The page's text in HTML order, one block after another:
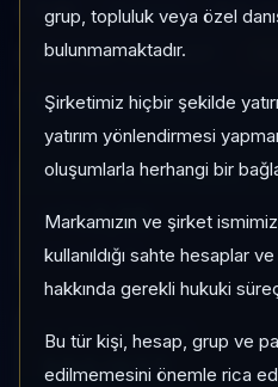
grup, topluluk veya özel
bulunmamaktadır.
Şirketimiz hiçbir şekilde
yatırım yönlendirmesi
oluşumlarla herhangi bir
Markamızın ve şirket
kullanıldığı sahte hesaplar ve
hakkında gerekli hukuki
Bu tür kişi, hesap, grup ve
edilmemesini önemle rica
FJM Serbest Risk:
Son fiyat:57,223637
Son işlem farkı: 0 gün
1 AY VE 3 AY PERFORMANS
+%2,18
3 Ay:+%6,17
KATEGORI KONUMU
360/932